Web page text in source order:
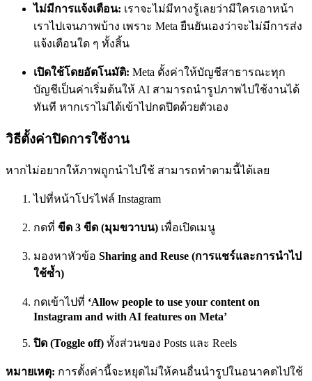
ไม่มีการแจ้งเตือน: เราจะไม่มีทางรู้เลยว่ามีใครเอาหน้า
เราไปเจนภาพบ้าง เพราะ Meta ยืนยันเองว่าจะไม่มีการส่ง
แจ้งเตือนใด ๆ ทั้งสิ้น
เปิดใช้โดยอัตโนมัติ: Meta ตั้งค่าให้บัญชีสาธารณะทุก
บัญชีเป็นค่าเริ่มต้นให้ AI สามารถนำรูปภาพไปใช้งานได้
ทันที หากเราไม่ได้เข้าไปกดปิดด้วยตัวเอง
วิธีตั้งค่าปิดการใช้งาน
หากไม่อยากให้ภาพถูกนำไปใช้ สามารถทำตามนี้ได้เลย
ไปที่หน้าโปรไฟล์ Instagram
กดที่ ขีด 3 ขีด (มุมขวาบน) เพื่อเปิดเมนู
มองหาหัวข้อ Sharing and Reuse (การแชร์และการนำไป
ใช้ซ้ำ)
กดเข้าไปที่ ‘Allow people to use your content on
Instagram and with AI features on Meta’
ปิด (Toggle off) ทั้งส่วนของ Posts และ Reels
หมายเหตุ: การตั้งค่านี้จะหยุดไม่ให้คนอื่นนำรูปในอนาคตไปใช้